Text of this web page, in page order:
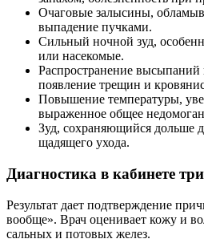
Очаговые залысины,
выпадение пучками.
Сильный ночной зуд,
или насекомые.
Распространение
появление трещин и
Повышение температуры,
выраженное общее
Зуд, сохраняющийся дольше
щадящего ухода.
Диагностика в кабинете
Результат дает подтверждение
вообще». Врач оценивает кожу и
сальных и потовых желез.